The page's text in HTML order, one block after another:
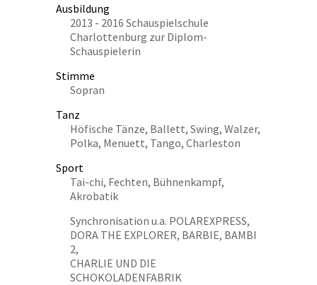
Ausbildung
2013 - 2016 Schauspielschule
Charlottenburg zur Diplom-
Schauspielerin
Stimme
Sopran
Tanz
Höfische Tänze, Ballett, Swing, Walzer,
Polka, Menuett, Tango, Charleston
Sport
Tai-chi, Fechten, Bühnenkampf,
Akrobatik
Synchronisation u.a. POLAREXPRESS,
DORA THE EXPLORER, BARBIE, BAMBI
2,
CHARLIE UND DIE
SCHOKOLADENFABRIK